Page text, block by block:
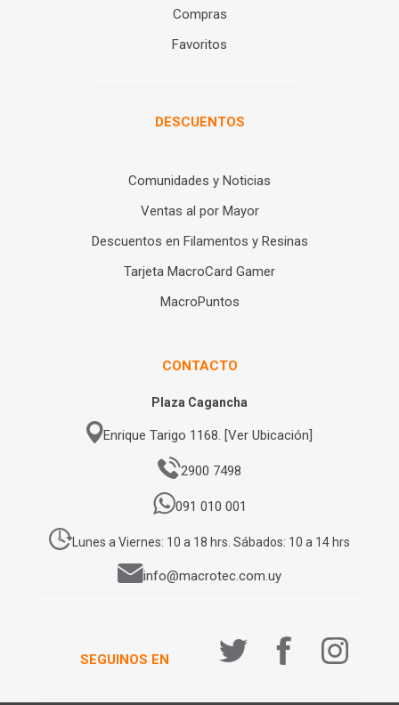
Compras
Favoritos
DESCUENTOS
Comunidades y Noticias
Ventas al por Mayor
Descuentos en Filamentos y Resinas
Tarjeta MacroCard Gamer
MacroPuntos
CONTACTO
Plaza Cagancha
Enrique Tarigo 1168. [Ver Ubicación]
2900 7498
091 010 001
Lunes a Viernes: 10 a 18 hrs. Sábados: 10 a 14 hrs
info@macrotec.com.uy
SEGUINOS EN